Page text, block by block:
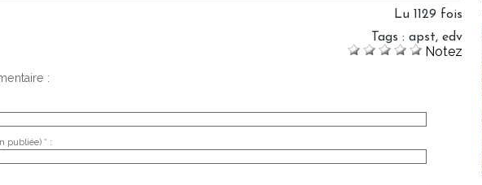
Lu 1129 fois
Tags : apst, edv
Notez
:
publiée) * :